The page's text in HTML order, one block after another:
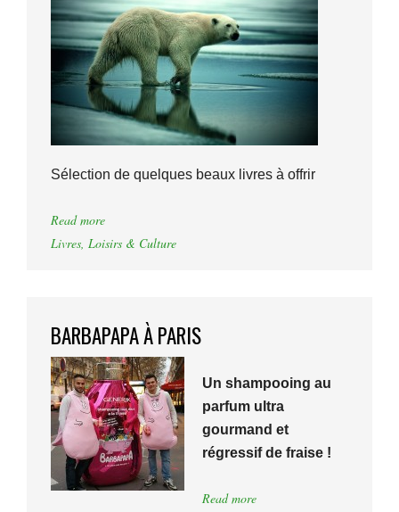
Sélection de quelques beaux livres à offrir
Read more
Livres, Loisirs & Culture
BARBAPAPA À PARIS
Un shampooing au
parfum ultra
gourmand et
régressif de fraise !
Read more